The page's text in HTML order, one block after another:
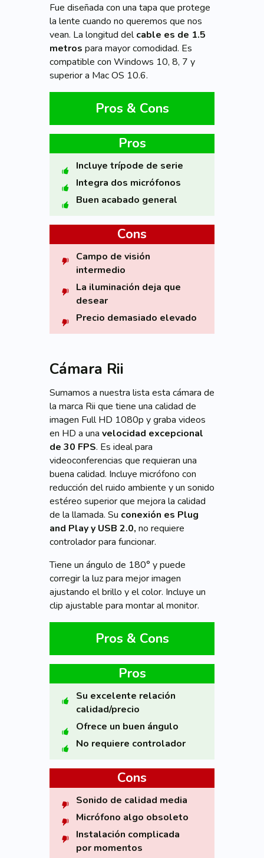
Fue diseñada con una tapa que protege
la lente cuando no queremos que nos
vean. La longitud delcable es de 1.5
metros para mayor comodidad. Es
compatible con Windows 10, 8, 7 y
superior a Mac OS 10.6.
Pros & Cons
Pros
Incluye trípode de serie
Integra dos micrófonos
Buen acabado general
Cons
Campo de visión
intermedio
La iluminación deja que
desear
Precio demasiado elevado
Cámara Rii
Sumamos a nuestra lista esta cámara de
la marca Rii que tiene una calidad de
imagen Full HD 1080p y graba videos
en HD a una velocidad excepcional
de 30 FPS. Es ideal para
videoconferencias que requieran una
buena calidad. Incluye micrófono con
reducción del ruido ambiente y un sonido
estéreo superior que mejora la calidad
de la llamada. Su conexión es Plug
and Play y USB 2.0, no requiere
controlador para funcionar.
Tiene un ángulo de 180° y puede
corregir la luz para mejor imagen
ajustando el brillo y el color. Incluye un
clip ajustable para montar al monitor.
Pros & Cons
Pros
Su excelente relación
calidad/precio
Ofrece un buen ángulo
No requiere controlador
Cons
Sonido de calidad media
Micrófono algo obsoleto
Instalación complicada
por momentos